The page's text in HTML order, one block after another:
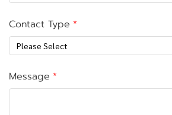
Contact Type
Please Select
Message